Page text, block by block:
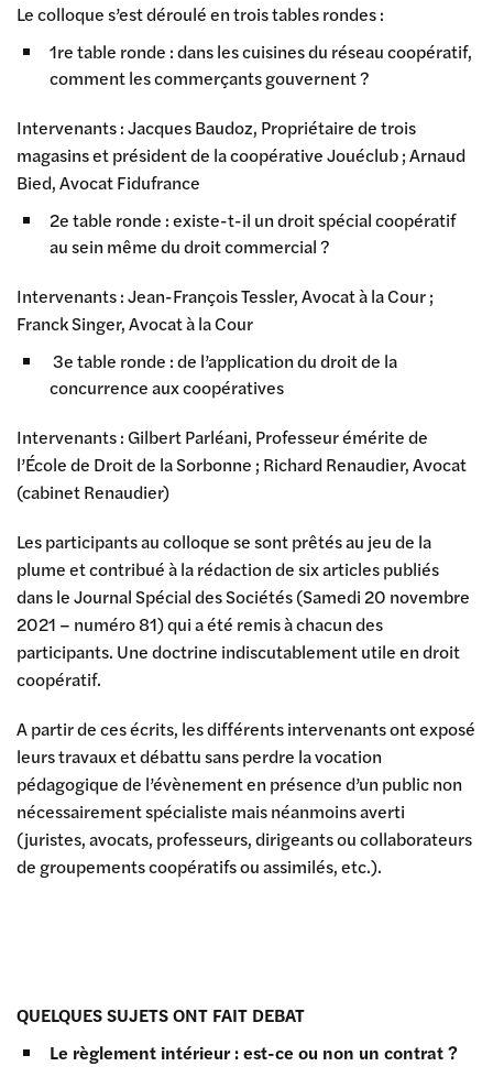
Le colloque s’est déroulé en trois tables rondes :
1re table ronde : dans les cuisines du réseau coopératif,
comment les commerçants gouvernent ?
Intervenants : Jacques Baudoz, Propriétaire de trois
magasins et président de la coopérative Jouéclub ; Arnaud
Bied, Avocat Fidufrance
2e table ronde : existe-t-il un droit spécial coopératif
au sein même du droit commercial ?
Intervenants : Jean-François Tessler, Avocat à la Cour ;
Franck Singer, Avocat à la Cour
3e table ronde : de l’application du droit de la
concurrence aux coopératives
Intervenants : Gilbert Parléani, Professeur émérite de
l’École de Droit de la Sorbonne ; Richard Renaudier, Avocat
(cabinet Renaudier)
Les participants au colloque se sont prêtés au jeu de la
plume et contribué à la rédaction de six articles publiés
dans le Journal Spécial des Sociétés (Samedi 20 novembre
2021 – numéro 81) qui a été remis à chacun des
participants. Une doctrine indiscutablement utile en droit
coopératif.
A partir de ces écrits, les différents intervenants ont exposé
leurs travaux et débattu sans perdre la vocation
pédagogique de l’évènement en présence d’un public non
nécessairement spécialiste mais néanmoins averti
(juristes, avocats, professeurs, dirigeants ou collaborateurs
de groupements coopératifs ou assimilés, etc.).
QUELQUES SUJETS ONT FAIT DEBAT
Le règlement intérieur : est-ce ou non un contrat ?